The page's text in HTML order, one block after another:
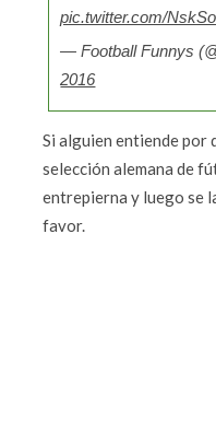
pic.twitter.com/
— Football Funnys
2016
Si alguien entiende por
selección alemana de
entrepierna y luego se
favor.